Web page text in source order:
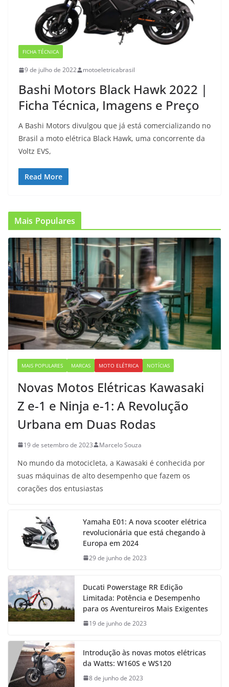
FICHA TÉCNICA
9 de julho de 2022 motoeletricabrasil
Bashi Motors Black Hawk 2022 |
Ficha Técnica, Imagens e Preço
A Bashi Motors divulgou que já está comercializando no
Brasil a moto elétrica Black Hawk, uma concorrente da
Voltz EVS,
Read More
Mais Populares
MAIS POPULARES MARCAS MOTO ELÉTRICA NOTÍCIAS
Novas Motos Elétricas Kawasaki
Z e-1 e Ninja e-1: A Revolução
Urbana em Duas Rodas
19 de setembro de 2023 Marcelo Souza
No mundo da motocicleta, a Kawasaki é conhecida por
suas máquinas de alto desempenho que fazem os
corações dos entusiastas
Yamaha E01: A nova scooter elétrica
revolucionária que está chegando à
Europa em 2024
29 de junho de 2023
Ducati Powerstage RR Edição
Limitada: Potência e Desempenho
para os Aventureiros Mais Exigentes
19 de junho de 2023
Introdução às novas motos elétricas
da Watts: W160S e WS120
8 de junho de 2023